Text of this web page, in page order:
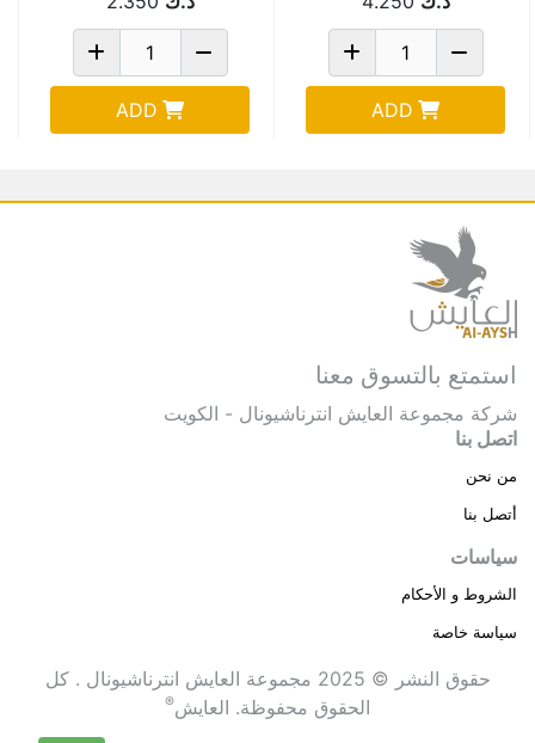
ADD
ADD
استمتع بالتسوق معنا
شركة مجموعة العايش انترناشيونال - الكويت
اتصل بنا
من نحن
أتصل بنا
سياسات
الشروط و الأحكام
سياسة خاصة
حقوق النشر © 2025 مجموعة العايش انترناشيونال . كل
الحقوق محفوظة. العايش®